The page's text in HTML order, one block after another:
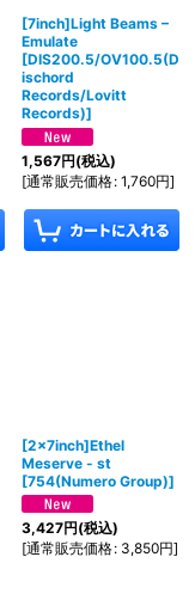
[7inch]Light Beams –
Emulate
[DIS200.5/OV100.5(D
ischord
Records/Lovitt
Records)]
1,567円(税込)
[通常販売価格: 1,760円]
[2×7inch]Ethel
Meserve - st
[754(Numero Group)]
3,427円(税込)
[通常販売価格: 3,850円]